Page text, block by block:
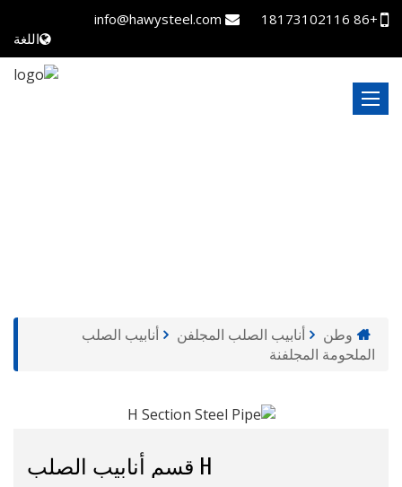
+86 18173102116
info@hawysteel.com
اللغة
وطن أنابيب الصلب المجلفن
أنابيب الصلب
الملحومة المجلفنة
H قسم أنابيب الصلب